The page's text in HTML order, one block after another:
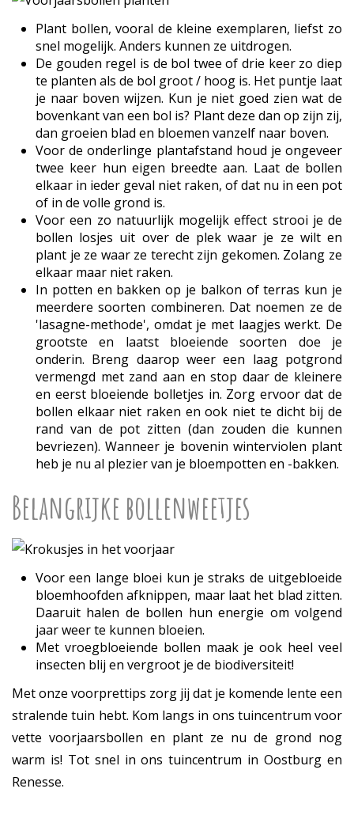
Plant bollen, vooral de kleine exemplaren, liefst zo
snel mogelijk. Anders kunnen ze uitdrogen.
De gouden regel is de bol twee of drie keer zo diep
te planten als de bol groot / hoog is. Het puntje laat
je naar boven wijzen. Kun je niet goed zien wat de
bovenkant van een bol is? Plant deze dan op zijn zij,
dan groeien blad en bloemen vanzelf naar boven.
Voor de onderlinge plantafstand houd je ongeveer
twee keer hun eigen breedte aan. Laat de bollen
elkaar in ieder geval niet raken, of dat nu in een pot
of in de volle grond is.
Voor een zo natuurlijk mogelijk effect strooi je de
bollen losjes uit over de plek waar je ze wilt en
plant je ze waar ze terecht zijn gekomen. Zolang ze
elkaar maar niet raken.
In potten en bakken op je balkon of terras kun je
meerdere soorten combineren. Dat noemen ze de
'lasagne-methode', omdat je met laagjes werkt. De
grootste en laatst bloeiende soorten doe je
onderin. Breng daarop weer een laag potgrond
vermengd met zand aan en stop daar de kleinere
en eerst bloeiende bolletjes in. Zorg ervoor dat de
bollen elkaar niet raken en ook niet te dicht bij de
rand van de pot zitten (dan zouden die kunnen
bevriezen). Wanneer je bovenin winterviolen plant
heb je nu al plezier van je bloempotten en -bakken.
Belangrijke bollenweetjes
Voor een lange bloei kun je straks de uitgebloeide
bloemhoofden afknippen, maar laat het blad zitten.
Daaruit halen de bollen hun energie om volgend
jaar weer te kunnen bloeien.
Met vroegbloeiende bollen maak je ook heel veel
insecten blij en vergroot je de biodiversiteit!
Met onze voorprettips zorg jij dat je komende lente een
stralende tuin hebt. Kom langs in ons tuincentrum voor
vette voorjaarsbollen en plant ze nu de grond nog
warm is! Tot snel in ons tuincentrum in Oostburg en
Renesse.